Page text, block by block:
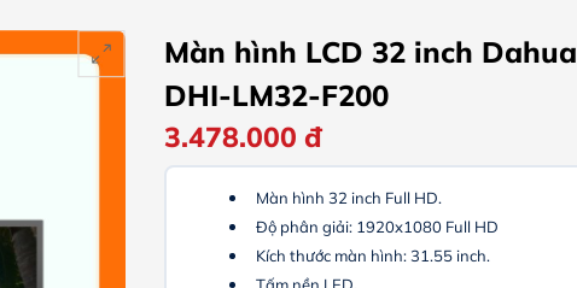
Màn hình LCD 32 inch Dahua
DHI-LM32-F200
3.478.000đ
Màn hình 32 inch Full HD.
Độ phân giải: 1920x1080 Full HD
Kích thước màn hình: 31.55 inch.